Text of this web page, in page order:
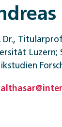
Dr.,
Luzern;